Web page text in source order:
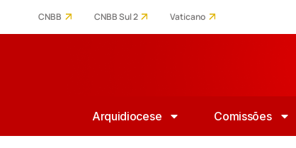
CNBB CNBB Sul 2 Vaticano
Arquidiocese Comissões